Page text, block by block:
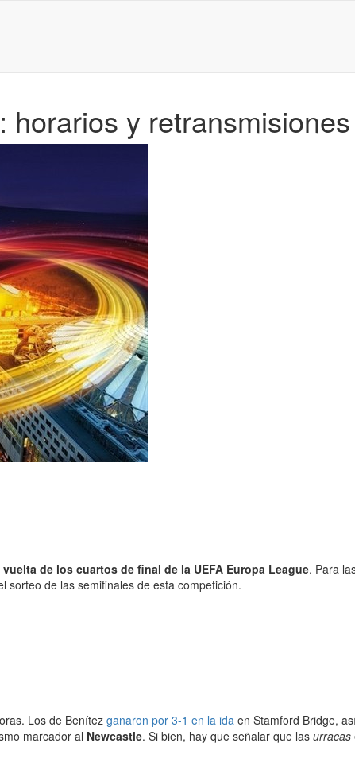
horarios y
vuelta de los cuartos de final de la UEFA Europa League. Para
sorteo de las semifinales de esta competición.
Los de Benítez ganaron por 3-1 en la ida en Stamford Bridge,
marcador al Newcastle. Si bien, hay que señalar que las urracas